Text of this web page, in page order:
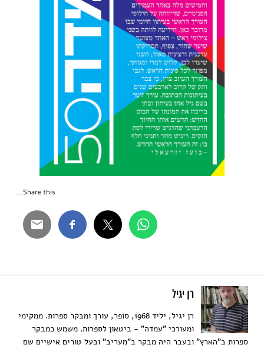
Share this...
רן יגיל
רן יגיל, יליד 1968, סופר, עורך ומבקר ספרות. ממקימי
ומעורכי "עמדה" - ביטאון לספרות. משמש כמבקר
ספרות ב"הארץ" ובעבר היה מבקר ב"מעריב" ובעל טורים אישיים שם